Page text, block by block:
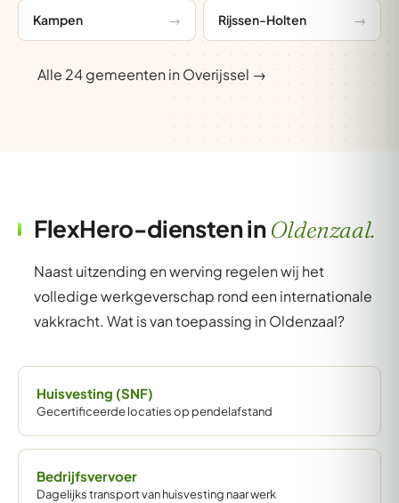
Kampen Rijssen-Holten
Alle 24 gemeenten in Overijssel →
FlexHero-diensten inOldenzaal.
Naast uitzending en werving regelen wij het
volledige werkgeverschap rond een internationale
vakkracht. Wat is van toepassing in Oldenzaal?
Huisvesting (SNF)
Gecertificeerde locaties op pendelafstand
Bedrijfsvervoer
Dagelijks transport van huisvesting naar werk